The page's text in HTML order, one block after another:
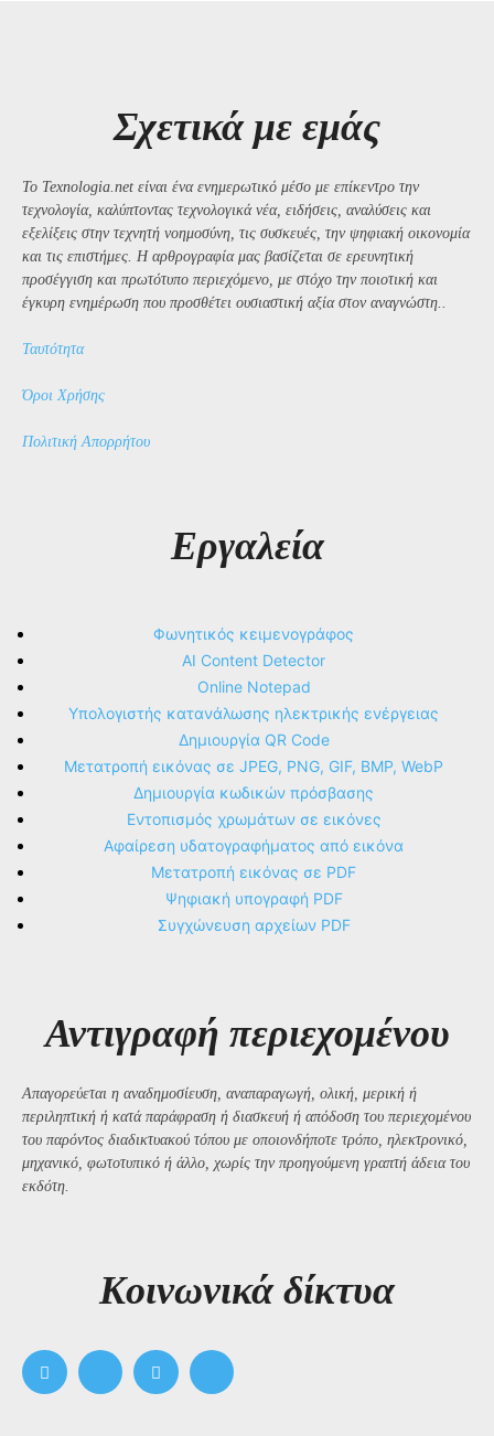
Σχετικά με εμάς
Το Texnologia.net είναι ένα ενημερωτικό μέσο με επίκεντρο την
τεχνολογία, καλύπτοντας τεχνολογικά νέα, ειδήσεις, αναλύσεις και
εξελίξεις στην τεχνητή νοημοσύνη, τις συσκευές, την ψηφιακή οικονομία
και τις επιστήμες. Η αρθρογραφία μας βασίζεται σε ερευνητική
προσέγγιση και πρωτότυπο περιεχόμενο, με στόχο την ποιοτική και
έγκυρη ενημέρωση που προσθέτει ουσιαστική αξία στον αναγνώστη..
Ταυτότητα
Όροι Χρήσης
Πολιτική Απορρήτου
Εργαλεία
Φωνητικός κειμενογράφος
AI Content Detector
Online Notepad
Υπολογιστής κατανάλωσης ηλεκτρικής ενέργειας
Δημιουργία QR Code
Μετατροπή εικόνας σε JPEG, PNG, GIF, BMP, WebP
Δημιουργία κωδικών πρόσβασης
Εντοπισμός χρωμάτων σε εικόνες
Αφαίρεση υδατογραφήματος από εικόνα
Μετατροπή εικόνας σε PDF
Ψηφιακή υπογραφή PDF
Συγχώνευση αρχείων PDF
Αντιγραφή περιεχομένου
Απαγορεύεται η αναδημοσίευση, αναπαραγωγή, ολική, μερική ή
περιληπτική ή κατά παράφραση ή διασκευή ή απόδοση του περιεχομένου
του παρόντος διαδικτυακού τόπου με οποιονδήποτε τρόπο, ηλεκτρονικό,
μηχανικό, φωτοτυπικό ή άλλο, χωρίς την προηγούμενη γραπτή άδεια του
εκδότη.
Kοινωνικά δίκτυα